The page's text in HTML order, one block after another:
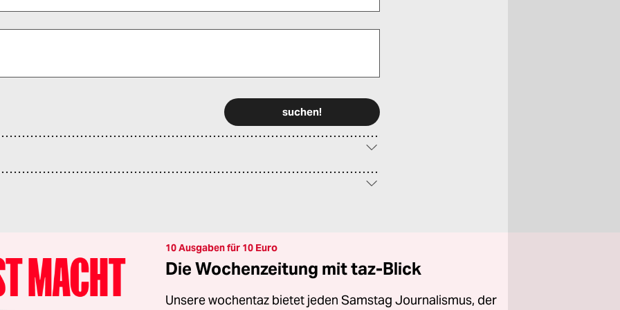
10 Ausgaben für 10 Euro
Die Wochenzeitung mit taz-Blick
Unsere wochentaz bietet jeden Samstag Journalismus, der